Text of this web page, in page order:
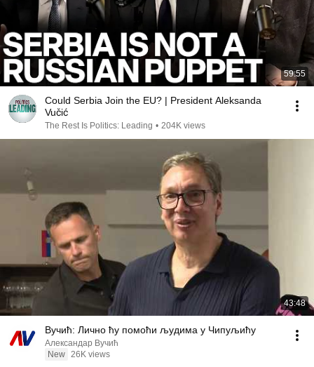
59:55
Could Serbia Join the EU? | President Aleksanda
Vučić
The Rest Is Politics: Leading • 204K views
43:48
Вучић: Лично ћу помоћи људима у Чипуљићу
Александар Вучић
New 26K views